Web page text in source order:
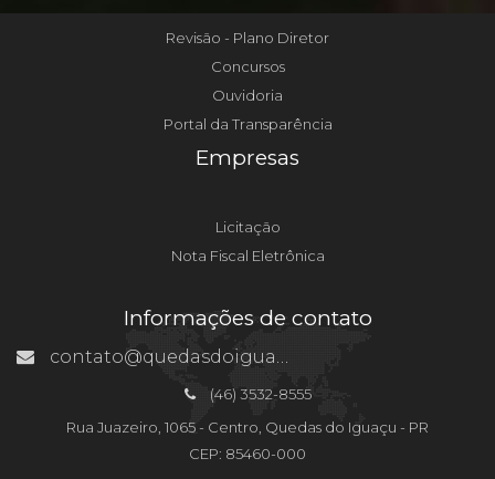
Revisão - Plano Diretor
Concursos
Ouvidoria
Portal da Transparência
Empresas
Licitação
Nota Fiscal Eletrônica
Informações de contato
contato@quedasdoiguacu.pr.gov.br
(46) 3532-8555
Rua Juazeiro, 1065 - Centro, Quedas do Iguaçu - PR
CEP: 85460-000